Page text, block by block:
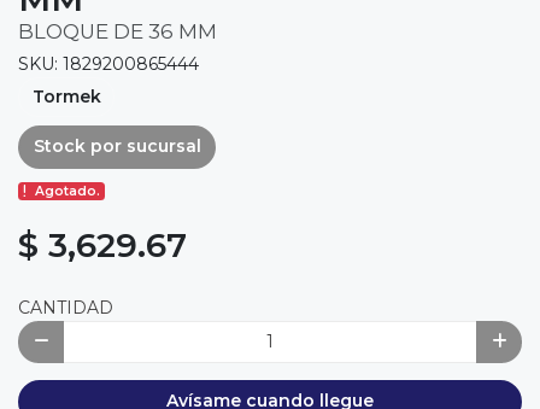
BLOQUE DE 36 MM
SKU: 1829200865444
Tormek
Stock por sucursal
Agotado.
$ 3,629.67
CANTIDAD
Avísame cuando llegue